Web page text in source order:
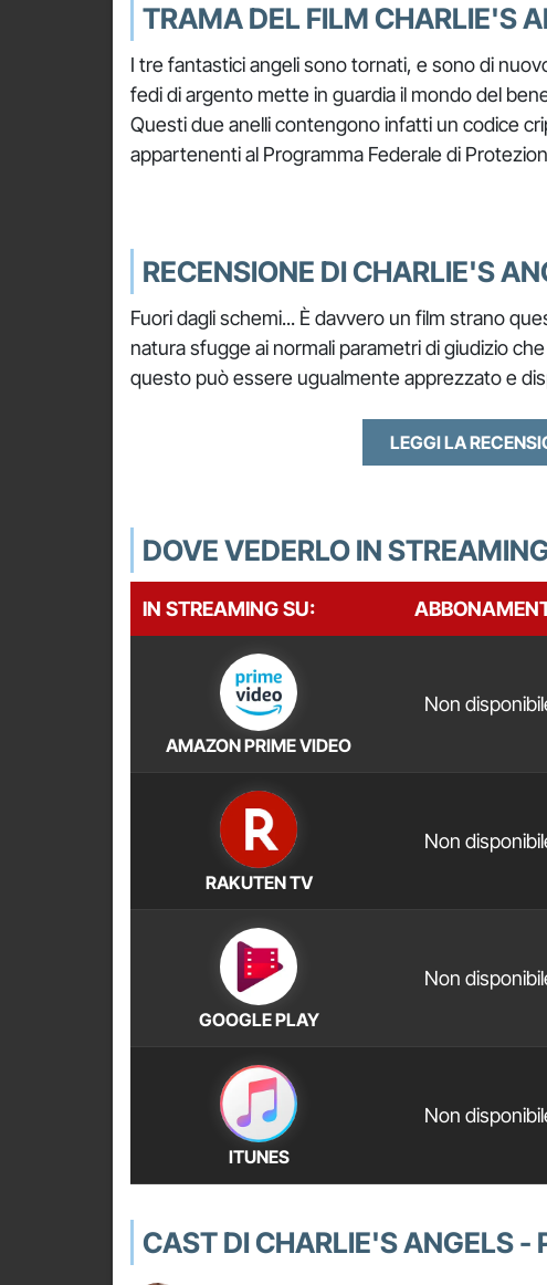
TRAMA DEL FILM CHARLIE'S
I tre fantastici angeli sono tornati, e sono di
fedi di argento mette in guardia il mondo del
Questi due anelli contengono infatti un codice
appartenenti al Programma Federale di
RECENSIONE DI CHARLIE'S
Fuori dagli schemi... È davvero un film strano
natura sfugge ai normali parametri di giudizio
questo può essere ugualmente apprezzato e
LEGGI LA
DOVE VEDERLO IN
IN STREAMING SU:
AMAZON PRIME VIDEO
Non
RAKUTEN TV
Non
GOOGLE PLAY
Non
ITUNES
Non
CAST DI CHARLIE'S ANGELS -